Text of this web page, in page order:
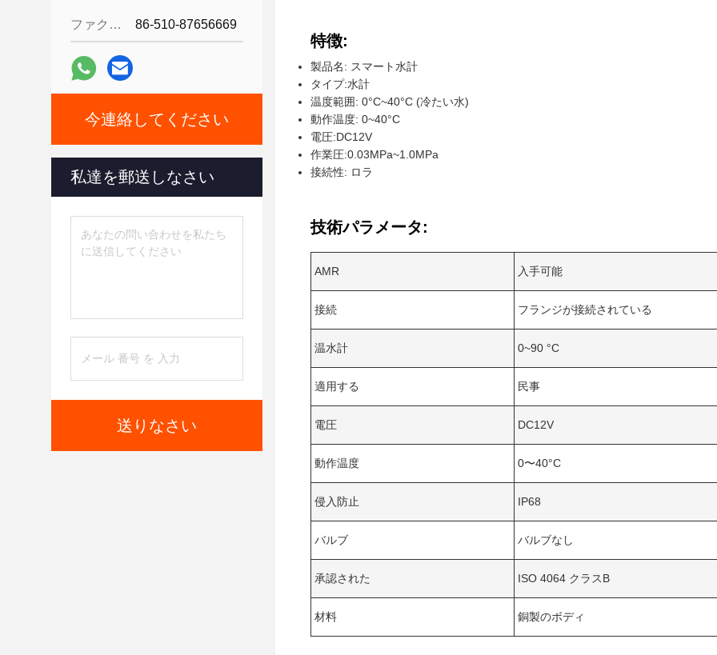
ファクシミリ: 86-510-87656669
今連絡してください
私達を郵送しなさい
送りなさい
特徴:
製品名: スマート水計
タイプ:水計
温度範囲: 0°C~40°C (冷たい水)
動作温度: 0~40°C
電圧:DC12V
作業圧:0.03MPa~1.0MPa
接続性: ロラ
技術パラメータ:
AMR 入手可能
接続 フランジが接続されている
温水計 0~90 °C
適用する 民事
電圧 DC12V
動作温度 0〜40°C
侵入防止 IP68
バルブ バルブなし
承認された ISO 4064 クラスB
材料 銅製のボディ